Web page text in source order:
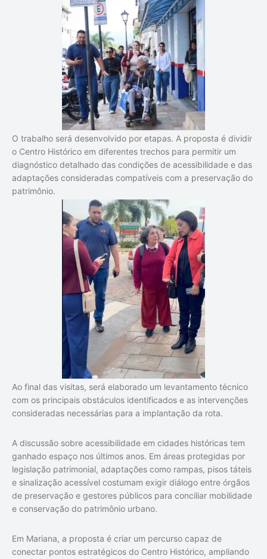
O trabalho será desenvolvido por etapas. A proposta é dividir
o Centro Histórico em diferentes trechos para permitir um
diagnóstico detalhado das condições de acessibilidade e das
adaptações consideradas compatíveis com a preservação do
patrimônio.
Ao final das visitas, será elaborado um levantamento técnico
com os principais obstáculos identificados e as intervenções
consideradas necessárias para a implantação da rota.
A discussão sobre acessibilidade em cidades históricas tem
ganhado espaço nos últimos anos. Em áreas protegidas por
legislação patrimonial, adaptações como rampas, pisos táteis
e sinalização acessível costumam exigir diálogo entre órgãos
de preservação e gestores públicos para conciliar mobilidade
e conservação do patrimônio urbano.
Em Mariana, a proposta é criar um percurso capaz de
conectar pontos estratégicos do Centro Histórico, ampliando